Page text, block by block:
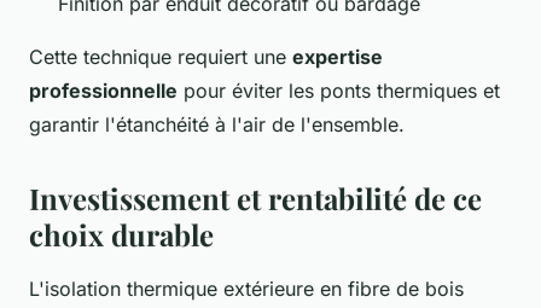
Cette technique requiert une expertise
professionnelle pour éviter les ponts thermiques et
garantir l'étanchéité à l'air de l'ensemble.
Investissement et rentabilité de ce
choix durable
L'isolation thermique extérieure en fibre de bois